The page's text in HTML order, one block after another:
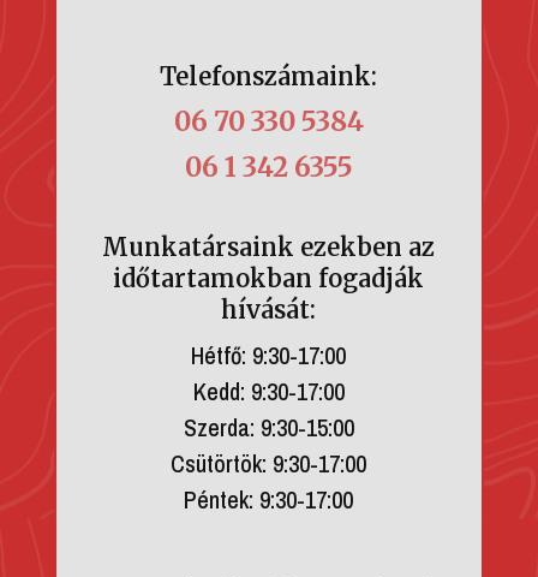
Telefonszámaink:
06 70 330 5384
06 1 342 6355
Munkatársaink ezekben az
időtartamokban fogadják
hívását:
Hétfő: 9:30-17:00
Kedd: 9:30-17:00
Szerda: 9:30-15:00
Csütörtök: 9:30-17:00
Péntek: 9:30-17:00